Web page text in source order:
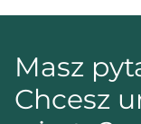
Masz
Chcesz